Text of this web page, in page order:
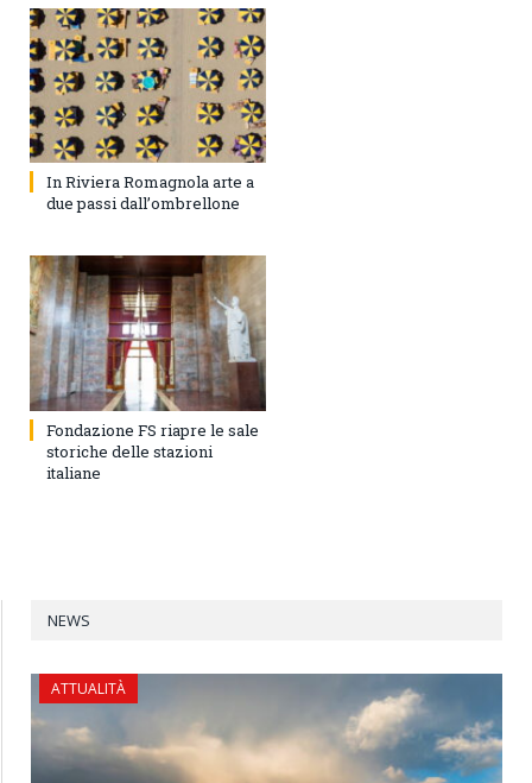
In Riviera Romagnola arte a
due passi dall’ombrellone
Fondazione FS riapre le sale
storiche delle stazioni
italiane
NEWS
ATTUALITÀ